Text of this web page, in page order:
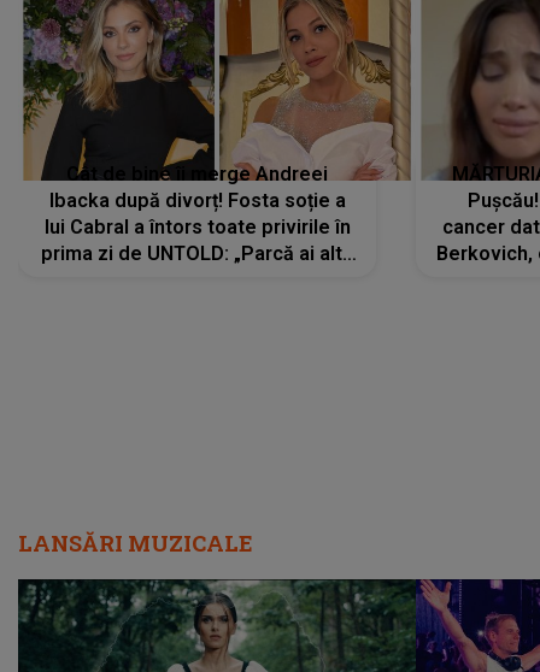
Cât de bine îi merge Andreei
Ibacka după divorț! Fosta soție a
lui Cabral a întors toate privirile în
prima zi de UNTOLD: „Parcă ai altă
cancer
Berkovich,
LANSĂRI MUZICALE